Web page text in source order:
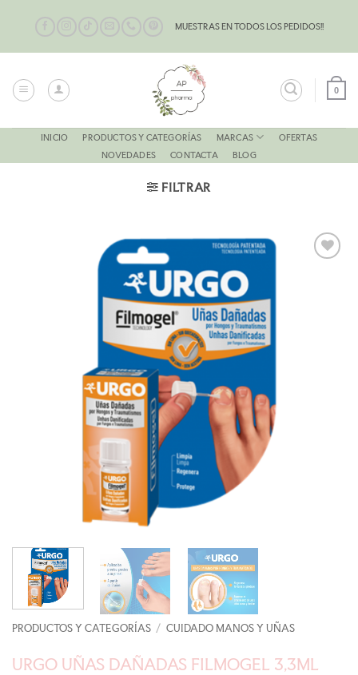
contenido
MUESTRAS EN TODOS LOS PEDIDOS!!
0
INICIO PRODUCTOS Y CATEGORÍAS MARCAS
OFERTAS
NOVEDADES
CONTACTA BLOG
FILTRAR
PRODUCTOS Y CATEGORÍAS / CUIDADO MANOS Y UÑAS
URGO UÑAS DAÑADAS FILMOGEL 3,3ML